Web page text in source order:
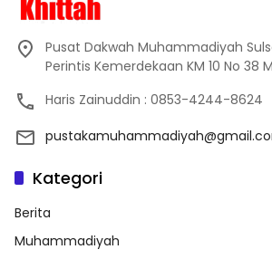
Pusat Dakwah Muhammadiyah
Perintis Kemerdekaan KM 10 No 38
Haris Zainuddin : 0853-4244-8624
Kategori
Berita
Muhammadiyah